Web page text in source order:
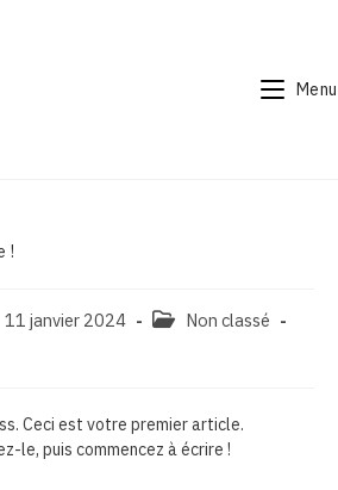
Menu
!
:
11 janvier 2024
Post Non classé
Ceci est votre premier article.
le, puis commencez à écrire !